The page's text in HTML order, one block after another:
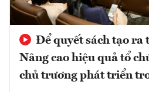
Để quyết sách tạo ra
Nâng cao hiệu quả tổ
chủ trương phát triển